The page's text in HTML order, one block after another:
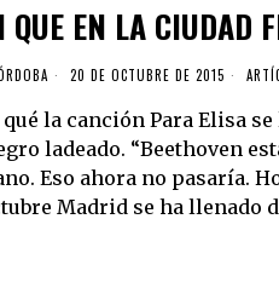
QUE EN LA CIUDAD
20 DE OCTUBRE DE 2015
qué la canción Para Elisa
ladeado. “Beethoven
Eso ahora no pasaría.
Madrid se ha llenado